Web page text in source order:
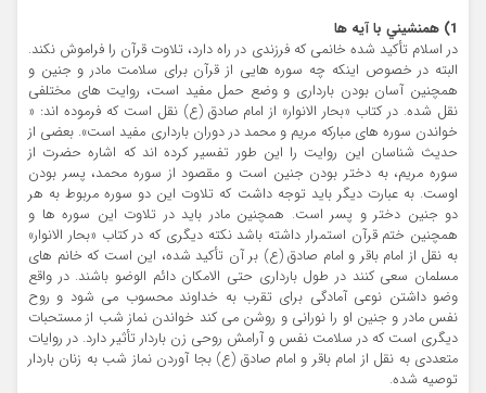
1) همنشيني با آيه ها
در اسلام تأکيد شده خانمي که فرزندي در راه دارد، تلاوت قرآن را فراموش نکند.
البته در خصوص اينکه چه سوره هايي از قرآن براي سلامت مادر و جنين و
همچنين آسان بودن بارداري و وضع حمل مفيد است، روايت هاي مختلفي
نقل شده. در کتاب «بحار الانوار» از امام صادق (ع) نقل است که فرموده اند: «
خواندن سوره هاي مبارکه مريم و محمد در دوران بارداري مفيد است». بعضي از
حديث شناسان اين روايت را اين طور تفسير کرده اند که اشاره حضرت از
سوره مريم، به دختر بودن جنين است و مقصود از سوره محمد، پسر بودن
اوست. به عبارت ديگر بايد توجه داشت که تلاوت اين دو سوره مربوط به هر
دو جنين دختر و پسر است. همچنين مادر بايد در تلاوت اين سوره ها و
همچنين ختم قرآن استمرار داشته باشد نکته ديگري که در کتاب «بحار الانوار»
به نقل از امام باقر و امام صادق (ع) بر آن تأکيد شده، اين است که خانم هاي
مسلمان سعي کنند در طول بارداري حتي الامکان دائم الوضو باشند. در واقع
وضو داشتن نوعي آمادگي براي تقرب به خداوند محسوب مي شود و روح
نفس مادر و جنين او را نوراني و روشن مي کند خواندن نماز شب از مستحبات
ديگري است که در سلامت نفس و آرامش روحي زن باردار تأثير دارد. در روايات
متعددي به نقل از امام باقر و امام صادق (ع) بجا آوردن نماز شب به زنان باردار
توصيه شده.